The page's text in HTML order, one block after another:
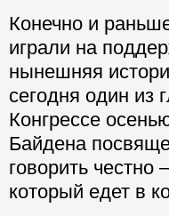
Конечно и
играли на
нынешняя
сегодня один из
Конгрессе
Байдена
говорить честно
который едет в